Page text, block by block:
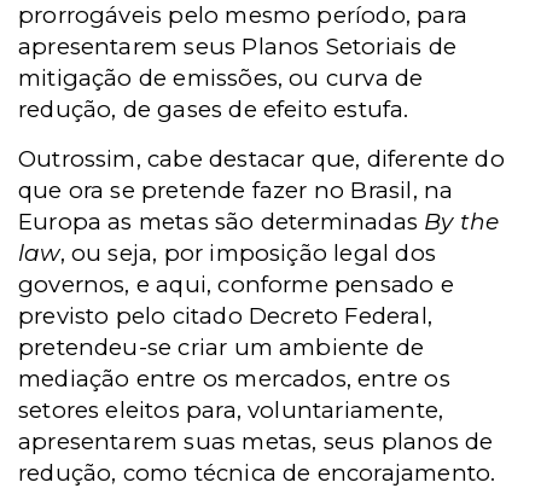
prorrogáveis pelo mesmo período, para
apresentarem seus Planos Setoriais de
mitigação de emissões, ou curva de
redução, de gases de efeito estufa.
Outrossim, cabe destacar que, diferente do
que ora se pretende fazer no Brasil, na
Europa as metas são determinadas By the
law, ou seja, por imposição legal dos
governos, e aqui, conforme pensado e
previsto pelo citado Decreto Federal,
pretendeu-se criar um ambiente de
mediação entre os mercados, entre os
setores eleitos para, voluntariamente,
apresentarem suas metas, seus planos de
redução, como técnica de encorajamento.